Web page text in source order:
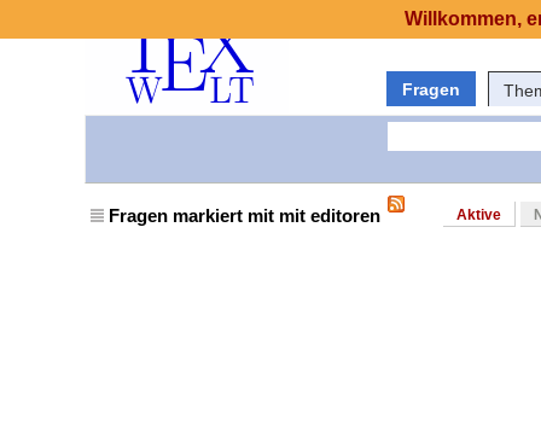
Fragen
Fragen markiert mit mit editoren Aktive
Willkommen,